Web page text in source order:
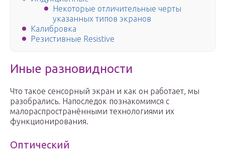
Некоторые отличительные черты
указанных типов экранов
Калибровка
Резистивные Resistive
Иные разновидности
Что такое сенсорный экран и как он работает, мы
разобрались. Напоследок познакомимся с
малораспространёнными технологиями их
функционирования.
Оптический